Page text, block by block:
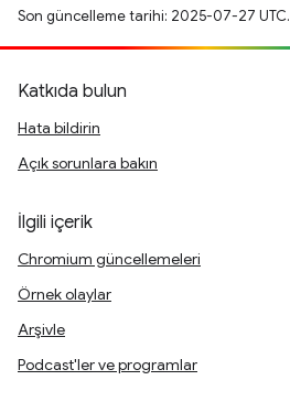
Son güncelleme tarihi: 2025-07-27 UTC.
Katkıda bulun
Hata bildirin
Açık sorunlara bakın
İlgili içerik
Chromium güncellemeleri
Örnek olaylar
Arşivle
Podcast'ler ve programlar